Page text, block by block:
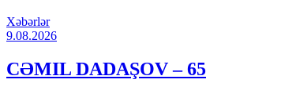
Xəbərlər
9.08.2026
CƏMIL DADAŞOV – 65